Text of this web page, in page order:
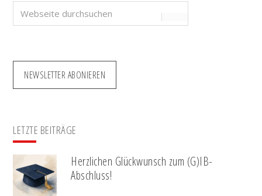
Webseite
durchsuchen
NEWSLETTER ABONIEREN
LETZTE BEITRÄGE
Herzlichen Glückwunsch zum (G)IB-
Abschluss!